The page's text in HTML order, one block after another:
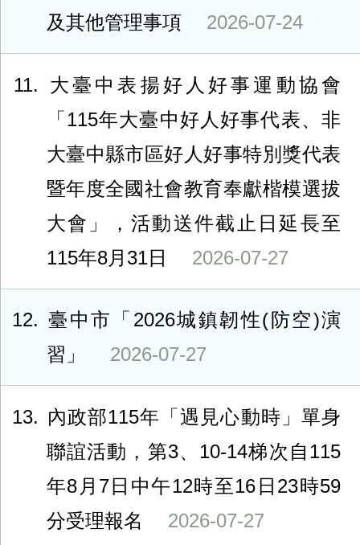
及其他管理事項
2026-07-24
11
大臺中表揚好人好事運動協會
「115年大臺中好人好事代表、非
大臺中縣市區好人好事特別獎代表
暨年度全國社會教育奉獻楷模選拔
大會」，活動送件截止日延長至
115年8月31日
2026-07-27
12
臺中市「2026城鎮韌性(防空)演
習」
2026-07-27
13
內政部115年「遇見心動時」單身
聯誼活動，第3、10-14梯次自115
年8月7日中午12時至16日23時59
分受理報名
2026-07-27